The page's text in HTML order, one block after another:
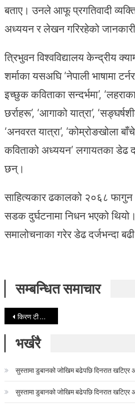
बताए। उनले आफू प्रगतिवादी
अध्ययन र लेखन गरिरहेको
त्रिभुवन विश्वविद्यालय केन्द्रीय
शर्माका यसअघि ‘नेपाली भाषामा
इच्छुक कविताका सन्दर्भमा’,
छर्राहरू’, ‘आगाको यात्रा’,
‘अनवरत यात्रा’, ‘कोम्रोङखोला
कविताको अध्ययन’ लगायतका डेढ
छन्।
साहित्यकार ढकालको २०६८
सडक दुर्घटनामा निधन भएको
समालोचनाका गरेर डेढ दर्जभन्दा
सम्बन्धित समाचार
Post navigation
किरण टी लिम्बुको ‘भावनाका फूलहरु ३’ को लोकार्पण
भर्खरै
सुस्तामा डुबानको जोखिम बढेपछि दिनरात खटिएर
सुस्तामा डुबानको जोखिम बढेपछि दिनरात खटिएर